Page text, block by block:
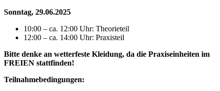
Sonntag, 29.06.2025
10:00 – ca. 12:00 Uhr: Theorieteil
12:00 – ca. 14:00 Uhr: Praxisteil
Bitte denke an wetterfeste Kleidung, da die Praxiseinheiten im
FREIEN stattfinden!
Teilnahmebedingungen: